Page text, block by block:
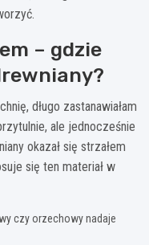
– gdzie
długo zastanawiałam
ale jednocześnie
okazał się strzałem
się ten materiał w
czy orzechowy nadaje